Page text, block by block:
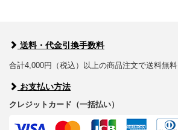
送料・代金引換手数料
合計4,000円（税込）以上の商品注文で送料無料
お支払い方法
クレジットカード（一括払い）